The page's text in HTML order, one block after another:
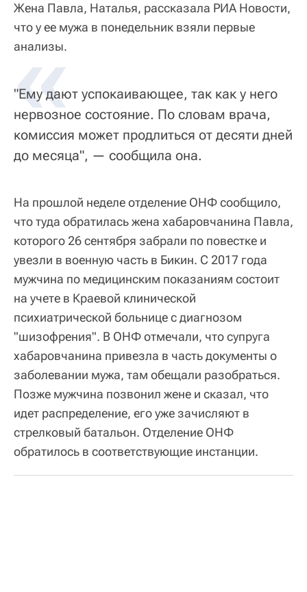
Жена Павла, Наталья, рассказала РИА Новости,
что у ее мужа в понедельник взяли первые
анализы.
«
"Ему дают успокаивающее, так как у него
нервозное состояние. По словам врача,
комиссия может продлиться от десяти дней
до месяца", — сообщила она.
На прошлой неделе отделение ОНФ сообщило,
что туда обратилась жена хабаровчанина Павла,
которого 26 сентября забрали по повестке и
увезли в военную часть в Бикин. С 2017 года
мужчина по медицинским показаниям состоит
на учете в Краевой клинической
психиатрической больнице с диагнозом
"шизофрения". В ОНФ отмечали, что супруга
хабаровчанина привезла в часть документы о
заболевании мужа, там обещали разобраться.
Позже мужчина позвонил жене и сказал, что
идет распределение, его уже зачисляют в
стрелковый батальон. Отделение ОНФ
обратилось в соответствующие инстанции.